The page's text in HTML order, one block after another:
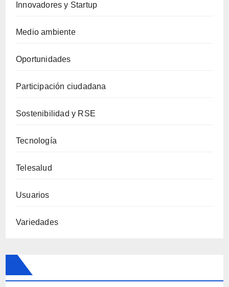
Innovadores y Startup
Medio ambiente
Oportunidades
Participación ciudadana
Sostenibilidad y RSE
Tecnología
Telesalud
Usuarios
Variedades